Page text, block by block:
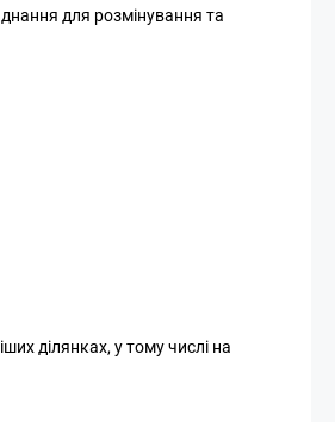
для розмінування та
ділянках, у тому числі на